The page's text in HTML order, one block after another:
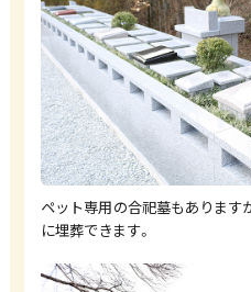
ペット専用の合祀墓もあります
に埋葬できます。